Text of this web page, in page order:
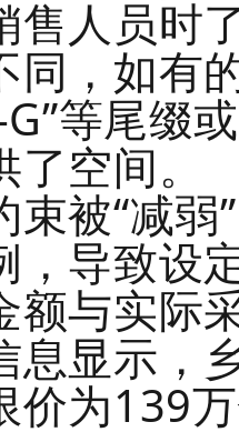
售人员时
同，如有
等尾缀
空间。
被“减弱
，导致设
额与实际
息显示，
价为139